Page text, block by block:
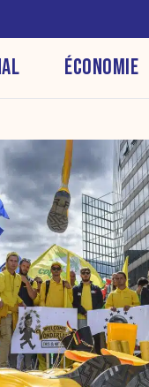
ÉCONOMIE